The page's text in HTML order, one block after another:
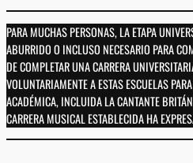
PARA MUCHAS PERSONAS, LA ETAPA
ABURRIDO O INCLUSO NECESARIO PARA
DE COMPLETAR UNA CARRERA
VOLUNTARIAMENTE A ESTAS ESCUELAS
ACADÉMICA, INCLUIDA LA CANTANTE
CARRERA MUSICAL ESTABLECIDA HA